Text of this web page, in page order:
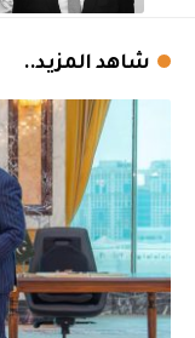
شاهد المزيد..